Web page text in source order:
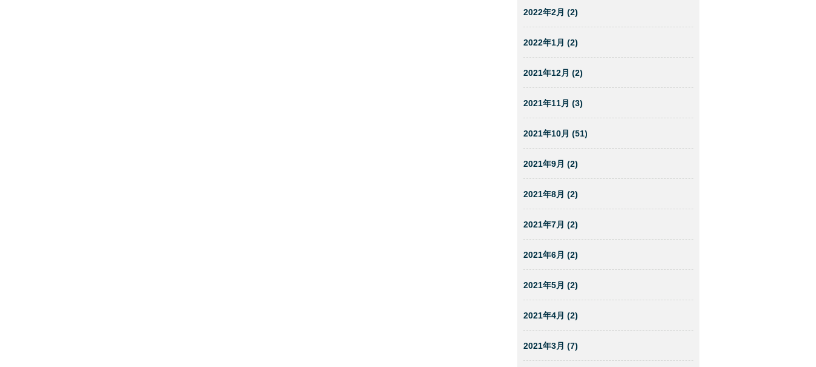
2022年2月 (2)
2022年1月 (2)
2021年12月 (2)
2021年11月 (3)
2021年10月 (51)
2021年9月 (2)
2021年8月 (2)
2021年7月 (2)
2021年6月 (2)
2021年5月 (2)
2021年4月 (2)
2021年3月 (7)